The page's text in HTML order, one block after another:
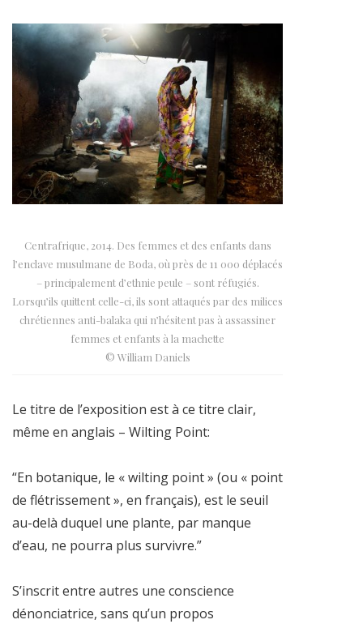
Centrafrique, 2014. Des femmes et des enfants dans
l’enclave musulmane de Boda, où près de 11 000 déplacés
– principalement d’ethnie peule – sont réfugiés.
Lorsqu’ils quittent celle-ci, ils sont attaqués par des milices
chrétiennes anti-balaka qui n’hésitent pas à assassiner
femmes et enfants à la machette
© William Daniels
Le titre de l’exposition est à ce titre clair,
même en anglais – Wilting Point:
“En botanique, le « wilting point » (ou « point
de flétrissement », en français), est le seuil
au-delà duquel une plante, par manque
d’eau, ne pourra plus survivre.”
S’inscrit entre autres une conscience
dénonciatrice, sans qu’un propos